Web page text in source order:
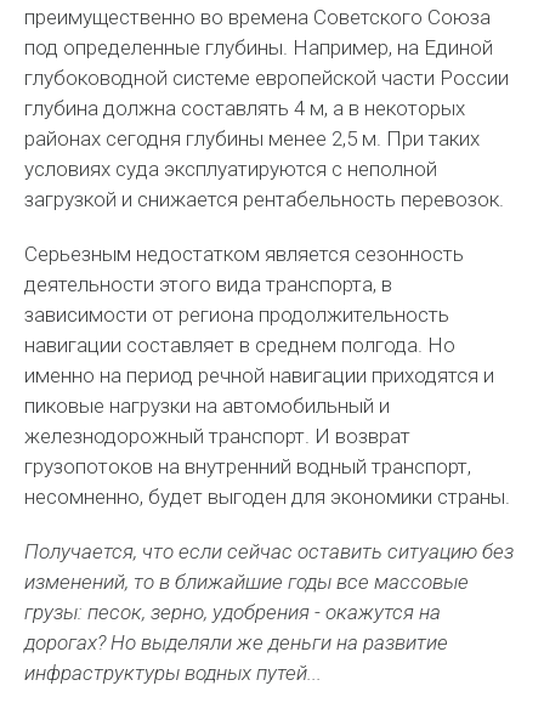
преимущественно во времена Советского Союза
под определенные глубины. Например, на Единой
глубоководной системе европейской части России
глубина должна составлять 4 м, а в некоторых
районах сегодня глубины менее 2,5 м. При таких
условиях суда эксплуатируются с неполной
загрузкой и снижается рентабельность перевозок.
Серьезным недостатком является сезонность
деятельности этого вида транспорта, в
зависимости от региона продолжительность
навигации составляет в среднем полгода. Но
именно на период речной навигации приходятся и
пиковые нагрузки на автомобильный и
железнодорожный транспорт. И возврат
грузопотоков на внутренний водный транспорт,
несомненно, будет выгоден для экономики страны.
Получается, что если сейчас оставить ситуацию без
изменений, то в ближайшие годы все массовые
грузы: песок, зерно, удобрения - окажутся на
дорогах? Но выделяли же деньги на развитие
инфраструктуры водных путей...